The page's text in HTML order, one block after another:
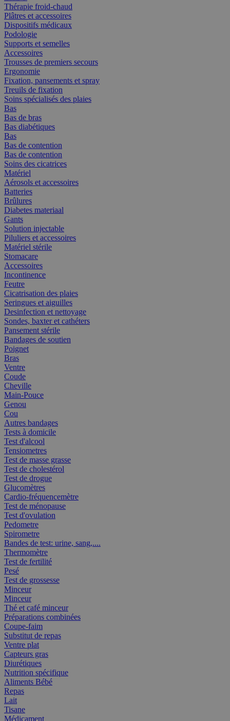
Thérapie froid-chaud
Plâtres et accessoires
Dispositifs médicaux
Podologie
Supports et semelles
Accessoires
Trousses de premiers secours
Ergonomie
Fixation, pansements et spray
Treuils de fixation
Soins spécialisés des plaies
Bas
Bas de bras
Bas diabétiques
Bas
Bas de contention
Bas de contention
Soins des cicatrices
Matériel
Aérosols et accessoires
Batteries
Brûlures
Diabetes materiaal
Gants
Solution injectable
Piluliers et accessoires
Matériel stérile
Stomacare
Accessoires
Incontinence
Feutre
Cicatrisation des plaies
Seringues et aiguilles
Desinfection et nettoyage
Sondes, baxter et cathéters
Pansement stérile
Bandages de soutien
Poignet
Bras
Ventre
Coude
Cheville
Main-Pouce
Genou
Cou
Autres bandages
Tests à domicile
Test d'alcool
Tensiometres
Test de masse grasse
Test de cholestérol
Test de drogue
Glucomètres
Cardio-fréquencemètre
Test de ménopause
Test d'ovulation
Pedometre
Spirometre
Bandes de test: urine, sang,....
Thermomètre
Test de fertilité
Pesé
Test de grossesse
Minceur
Minceur
Thé et café minceur
Préparations combinées
Coupe-faim
Substitut de repas
Ventre plat
Capteurs gras
Diurétiques
Nutrition spécifique
Aliments Bébé
Repas
Lait
Tisane
Médicament